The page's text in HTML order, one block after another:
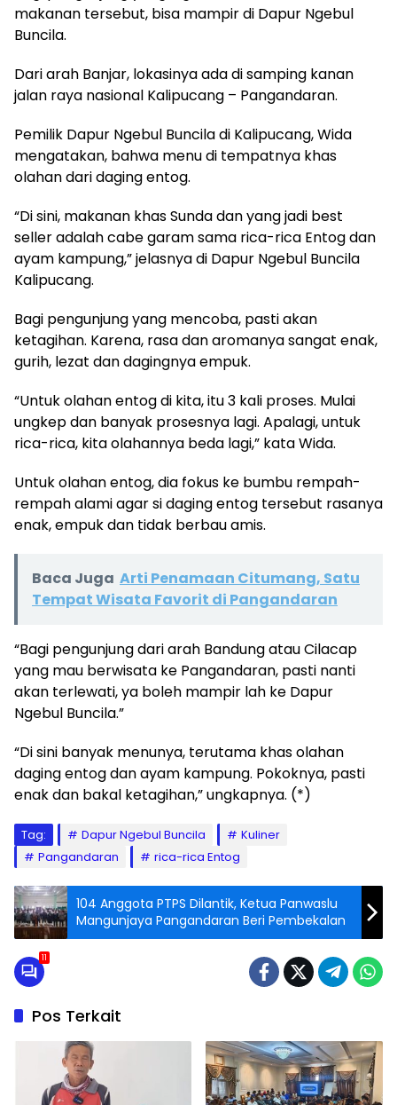
makanan tersebut, bisa mampir di Dapur Ngebul
Buncila.
Dari arah Banjar, lokasinya ada di samping kanan
jalan raya nasional Kalipucang – Pangandaran.
Pemilik Dapur Ngebul Buncila di Kalipucang, Wida
mengatakan, bahwa menu di tempatnya khas
olahan dari daging entog.
“Di sini, makanan khas Sunda dan yang jadi best
seller adalah cabe garam sama rica-rica Entog dan
ayam kampung,” jelasnya di Dapur Ngebul Buncila
Kalipucang.
Bagi pengunjung yang mencoba, pasti akan
ketagihan. Karena, rasa dan aromanya sangat enak,
gurih, lezat dan dagingnya empuk.
“Untuk olahan entog di kita, itu 3 kali proses. Mulai
ungkep dan banyak prosesnya lagi. Apalagi, untuk
rica-rica, kita olahannya beda lagi,” kata Wida.
Untuk olahan entog, dia fokus ke bumbu rempah-
rempah alami agar si daging entog tersebut rasanya
enak, empuk dan tidak berbau amis.
Baca Juga Arti Penamaan Citumang, Satu
Tempat Wisata Favorit di Pangandaran
“Bagi pengunjung dari arah Bandung atau Cilacap
yang mau berwisata ke Pangandaran, pasti nanti
akan terlewati, ya boleh mampir lah ke Dapur
Ngebul Buncila.”
“Di sini banyak menunya, terutama khas olahan
daging entog dan ayam kampung. Pokoknya, pasti
enak dan bakal ketagihan,” ungkapnya. (*)
Tag: Dapur Ngebul Buncila
Kuliner
Pangandaran
rica-rica Entog
104 Anggota PTPS Dilantik, Ketua Panwaslu
Mangunjaya Pangandaran Beri Pembekalan
11
Pos Terkait